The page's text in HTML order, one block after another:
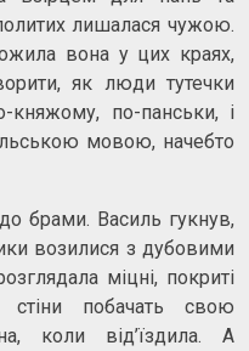
лишалася чужою.
вона у цих краях,
як люди тутечки
княжому, по-панськи, і
мовою, начебто
брами. Василь гукнув,
возилися з дубовими
міцні, покриті
побачать свою
коли від’їздила. А